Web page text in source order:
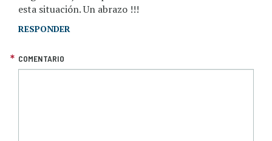
esta situación. Un abrazo !!!
RESPONDER
COMENTARIO